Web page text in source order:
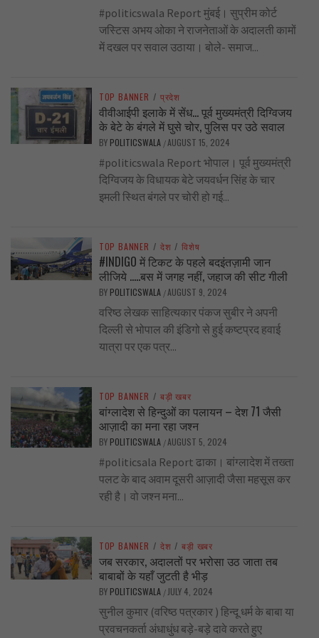
#politicswala Report मुंबई। सुप्रीम कोर्ट
जस्टिस अभय ओका ने राजनेताओं के अदालती कामों
में दखल पर सवाल उठाया। बोले- समाज...
TOP BANNER / प्रदेश
वीवीआईपी इलाके में सेंध… पूर्व मुख्यमंत्री दिग्विजय
के बेटे के बंगले में घुसे चोर, पुलिस पर उठे सवाल
BY POLITICSWALA /AUGUST 15, 2024
#politicswala Report भोपाल। पूर्व मुख्यमंत्री
दिग्विजय के विधायक बेटे जयवर्धन सिंह के चार
इमली स्थित बंगले पर चोरी हो गई...
TOP BANNER / देश / विशेष
#INDIGO में टिकट के पहले बदइंतज़ामी जान
लीजिये …..बस में जगह नहीं, जहाज की सीट गीली
BY POLITICSWALA /AUGUST 9, 2024
वरिष्ठ लेखक साहित्यकार पंकज सुबीर ने अपनी
दिल्ली से भोपाल की इंडिगो से हुई कष्टप्रद हवाई
यात्रा पर एक पत्र...
TOP BANNER / बड़ी खबर
बांग्लादेश से हिन्दुओं का पलायन – देश 71 जैसी
आज़ादी का मना रहा जश्न
BY POLITICSWALA /AUGUST 5, 2024
#politicsala Report ढाका। बांग्लादेश में तख्ता
पलट के बाद अवाम दूसरी आज़ादी जैसा महसूस कर
रही है। वो जश्न मना...
TOP BANNER / देश / बड़ी खबर
जब सरकार, अदालतों पर भरोसा उठ जाता तब
बाबाबों के यहाँ जुटती है भीड़
BY POLITICSWALA / JULY 4, 2024
सुनील कुमार (वरिष्ठ पत्रकार ) हिन्दू धर्म के बाबा या
प्रवचनकर्ता अंधाधुंध बड़े-बड़े दावे करते हुए